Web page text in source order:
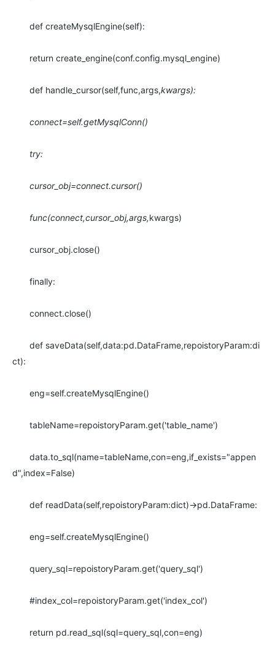
def createMysqlEngine(self):
return create_engine(conf.config.mysql_engine)
def handle_cursor(self,func,args,kwargs):
connect=self.getMysqlConn()
try:
cursor_obj=connect.cursor()
func(connect,cursor_obj,args,kwargs)
cursor_obj.close()
finally:
connect.close()
def saveData(self,data:pd.DataFrame,repoistoryParam:di
ct):
eng=self.createMysqlEngine()
tableName=repoistoryParam.get('table_name')
data.to_sql(name=tableName,con=eng,if_exists="appen
d",index=False)
def readData(self,repoistoryParam:dict)->pd.DataFrame:
eng=self.createMysqlEngine()
query_sql=repoistoryParam.get('query_sql')
#index_col=repoistoryParam.get('index_col')
return pd.read_sql(sql=query_sql,con=eng)